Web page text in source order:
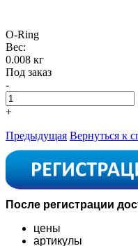
O-Ring
Вес:
0.008 кг
Под заказ
-
+
Предыдущая Вернуться к
После регистрации
цены
артикулы